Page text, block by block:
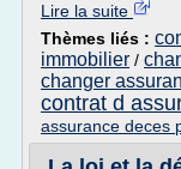
Lire la suite
Thèmes liés :
immobilier /
changer
contrat d
assurance deces